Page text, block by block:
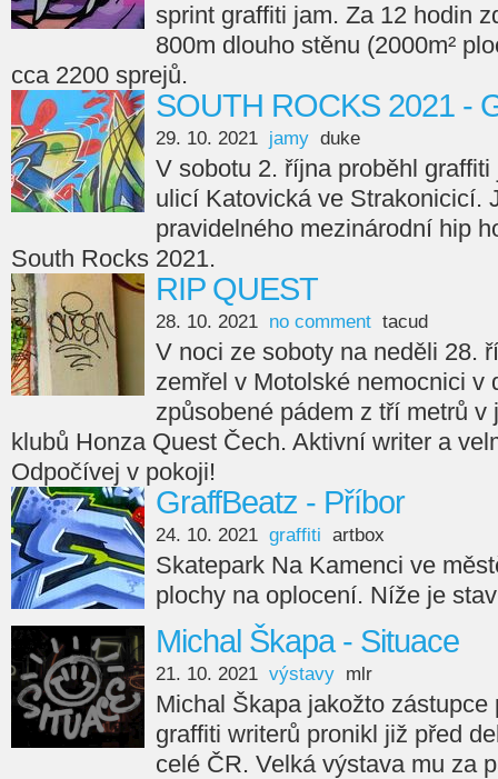
sprint graffiti jam. Za 12 hodin
800m dlouho stěnu (2000m²
cca 2200 sprejů.
SOUTH ROCKS 2021 -
29. 10. 2021 jamy duke
V sobotu 2. října proběhl
ulicí Katovická ve Strakonicicí.
pravidelného mezinárodní hip
South Rocks 2021.
RIP QUEST
28. 10. 2021 no comment tacud
V noci ze soboty na neděli 28.
zemřel v Motolské nemocnici v
způsobené pádem z tří metrů v
klubů Honza Quest Čech. Aktivní writer a
Odpočívej v pokoji!
GraffBeatz - Příbor
24. 10. 2021 graffiti artbox
Skatepark Na Kamenci ve
plochy na oplocení. Níže je
Michal Škapa - Situace
21. 10. 2021 výstavy mlr
Michal Škapa jakožto
graffiti writerů pronikl již před
celé ČR. Velká výstava mu za